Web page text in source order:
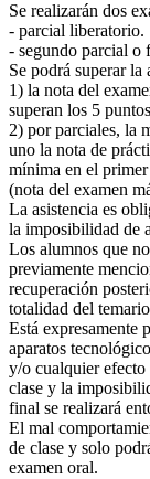
Se realizarán dos
- parcial liberatorio.
- segundo parcial o
Se podrá superar la
1) la nota del
superan los 5
2) por parciales, la
uno la nota de
mínima en el
(nota del examen
La asistencia es
la imposibilidad de
Los alumnos que
previamente
recuperación
totalidad del
Está expresamente
aparatos
y/o cualquier efecto
clase y la
final se realizará
El mal
de clase y solo
examen oral.